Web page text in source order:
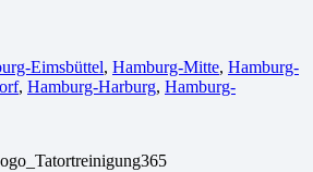
Eimsbüttel, Hamburg-Mitte, Hamburg-
, Hamburg-Harburg, Hamburg-